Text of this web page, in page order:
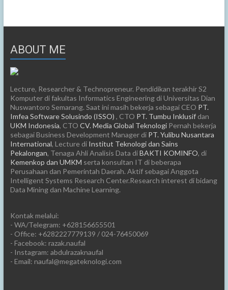
ABOUT ME
Lecture, Researcher & Technopreneur. Pendidikan terakhir S2
Komputer di fakultas Informatics Engineering di Universitas Dian
Nuswantoro Semarang. Saat ini masih bekerja sebagai CEO PT.
Imfea Software Solusindo (ISSO) , CTO PT. Tumbu Inklusifdan
UKM Indonesia, CTO CV. Media Global TeknologiPernah bekerja
sebagai Business Development Manager di PT. Yulibu Nusantara
International, Lecture di Institut Teknologi dan Sains
Pekalongan, Tenaga Ahli Analisis Data diBAKTI KOMINFO, di
Kemenkop dan UMKM serta konsultan IT di beberapa
Perusahaan dan Pemerintah Daerah. Aktif sebagai Anggota
Intelligent Systems Research Center.Research interest di bidang
Data Mining dan Machine Learning.
Kontak melalui:
- WA/Telegram: +628156655501
- Office: +6282227779139 / 024-76450069
- Facebook: razak.naufal
- Instagram: abdulrazaknaufal
- Email: naufal@megateknologi.com